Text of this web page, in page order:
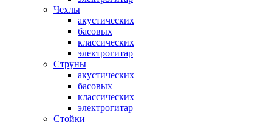
Чехлы
акустических
басовых
классических
электрогитар
Струны
акустических
басовых
классических
электрогитар
Стойки